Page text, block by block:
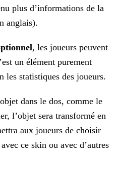
plus d’informations de la
anglais).
, les joueurs peuvent
un élément purement
les statistiques des joueurs.
dans le dos, comme le
l’objet sera transformé en
aux joueurs de choisir
ce skin ou avec d’autres